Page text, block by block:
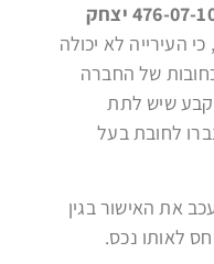
476-07-10 יצחק
העירייה לא יכולה
של החברה
המשפט קבע שיש לתת
לחובת בעל
את האישור בגין
לאותו נכס.